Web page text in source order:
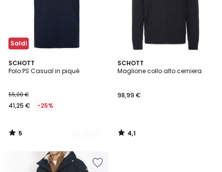
Saldi
SCHOTT
Polo PS Casual in piqué
55,00 €
41,25 € -25%
5
/
2
Colori
5
/
SCHOTT
Maglione collo alto cerniera
98,99 €
4,1
/ 5
4,1
/